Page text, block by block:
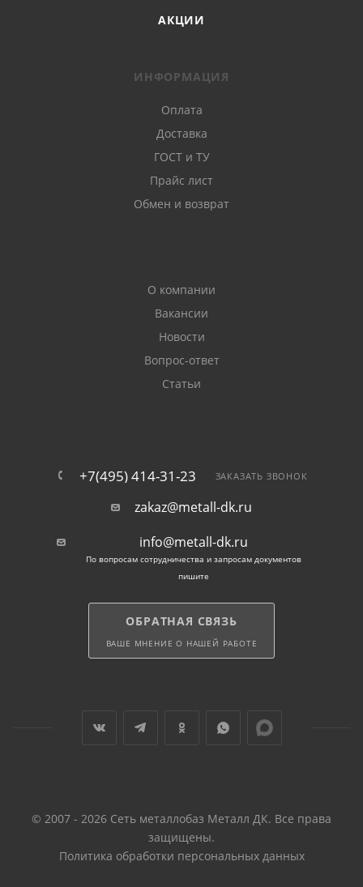
АКЦИИ
ИНФОРМАЦИЯ
Оплата
Доставка
ГОСТ и ТУ
Прайс лист
Обмен и возврат
О компании
Вакансии
Новости
Вопрос-ответ
Статьи
+7(495) 414-31-23 ЗАКАЗАТЬ ЗВОНОК
zakaz@metall-dk.ru
info@metall-dk.ru
По вопросам сотрудничества и запросам документов
пишите
ОБРАТНАЯ СВЯЗЬ
ВАШЕ МНЕНИЕ О НАШЕЙ РАБОТЕ
© 2007 - 2026 Сеть металлобаз Металл ДК. Все права
защищены.
Политика обработки персональных данных